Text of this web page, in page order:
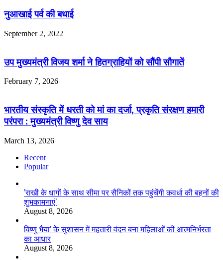
नुआखाई पर्व की बधाई
September 2, 2022
उप मुख्यमंत्री विजय शर्मा ने हितग्राहियों को सौंपी सौगातें
February 7, 2026
भारतीय संस्कृति में धरती को मां का दर्जा, प्रकृति संरक्षण हमारी
परंपरा : मुख्यमंत्री विष्णु देव साय
March 13, 2026
Recent
Popular
’राखी के धागों के साथ सीमा पर सैनिकों तक पहुंचेंगी कवर्धा की बहनों की
शुभकामनाएं’
August 8, 2026
विष्णु भैया’ के सुशासन में महतारी वंदन बना महिलाओं की आत्मनिर्भरता
का आधार
August 8, 2026